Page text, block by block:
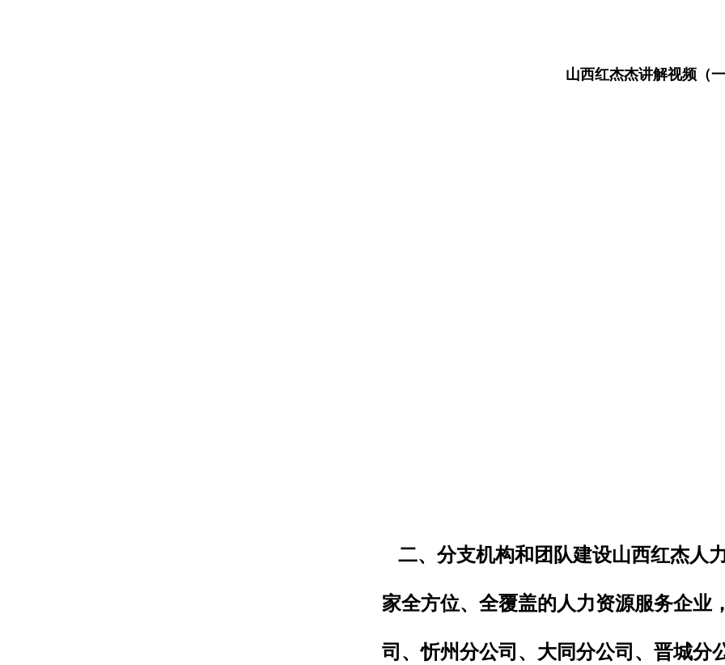
山西红杰杰讲解视频（
二、分支机构和团队建设山西红杰人
家全方位、全覆盖的人力资源服务企业
司、忻州分公司、大同分公司、晋城分